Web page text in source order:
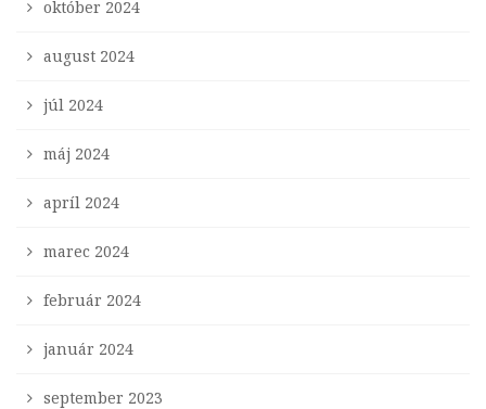
október 2024
august 2024
júl 2024
máj 2024
apríl 2024
marec 2024
február 2024
január 2024
september 2023